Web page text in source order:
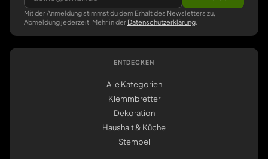
Mit der Anmeldung stimmst du dem Erhalt des Newsletters zu,
Abmeldung jederzeit. Mehr in der Datenschutzerklärung
ENTDECKEN
Alle Kategorien
Klemmbretter
Dekoration
Haushalt & Küche
Stempel